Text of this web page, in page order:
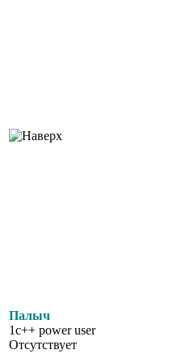
Палыч
1c++ power user
Отсутствует